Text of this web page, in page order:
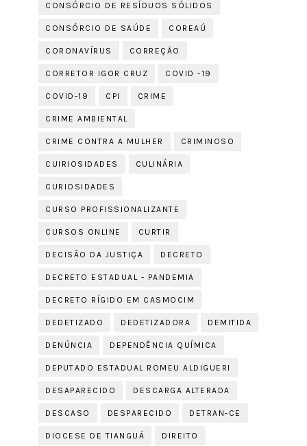
CONSÓRCIO DE RESÍDUOS SÓLIDOS
CONSÓRCIO DE SAÚDE COREAÚ
CORONAVÍRUS CORREÇÃO
CORRETOR IGOR CRUZ COVID -19
COVID-19 CPI CRIME
CRIME AMBIENTAL
CRIME CONTRA A MULHER CRIMINOSO
CUIRIOSIDADES CULINÁRIA
CURIOSIDADES
CURSO PROFISSIONALIZANTE
CURSOS ONLINE CURTIR
DECISÃO DA JUSTIÇA DECRETO
DECRETO ESTADUAL - PANDEMIA
DECRETO RÍGIDO EM CASMOCIM
DEDETIZADO DEDETIZADORA DEMITIDA
DENÚNCIA DEPENDÊNCIA QUÍMICA
DEPUTADO ESTADUAL ROMEU ALDIGUERI
DESAPARECIDO DESCARGA ALTERADA
DESCASO DESPARECIDO DETRAN-CE
DIOCESE DE TIANGUÁ DIREITO